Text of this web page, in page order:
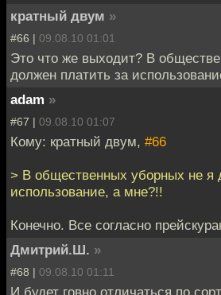
кратный двум »
#66 | 09.08.10 01:01
Это что же выходит? В
должен платить за
adam »
#67 | 09.08.10 01:07
Кому: кратный двум, #66
> В общественных уборных не я
использование, а мне?!!
Конечно. Все согласно
Дмитрий.Ш. »
#68 | 09.08.10 01:11
И будет говно отличаться по